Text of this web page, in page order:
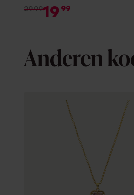
29.9919 99
Anderen